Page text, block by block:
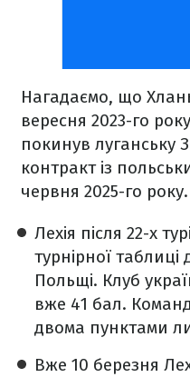
Нагадаємо, що
вересня 2023-го
покинув луганську
контракт із
червня 2025-го року.
Лехія після 22-х
турнірної таблиці
Польщі. Клуб
вже 41 бал.
двома пунктами
Вже 10 березня